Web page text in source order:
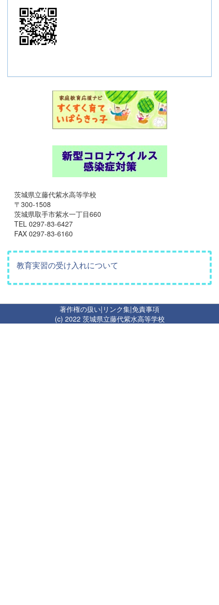
茨城県立藤代紫水高等学校
〒300-1508
茨城県取手市紫水一丁目660
TEL 0297-83-6427
FAX 0297-83-6160
教育実習の受け入れについて
著作権の扱い| リンク集|免責事項
(c) 2022 茨城県立藤代紫水高等学校